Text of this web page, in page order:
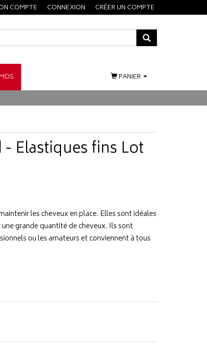
COMPTE CONNEXION CRÉER UN COMPTE
PANIER
- Elastiques fins Lot
les cheveux en place. Elles sont idéales
grande quantité de cheveux. Ils sont
ou les amateurs et conviennent à tous